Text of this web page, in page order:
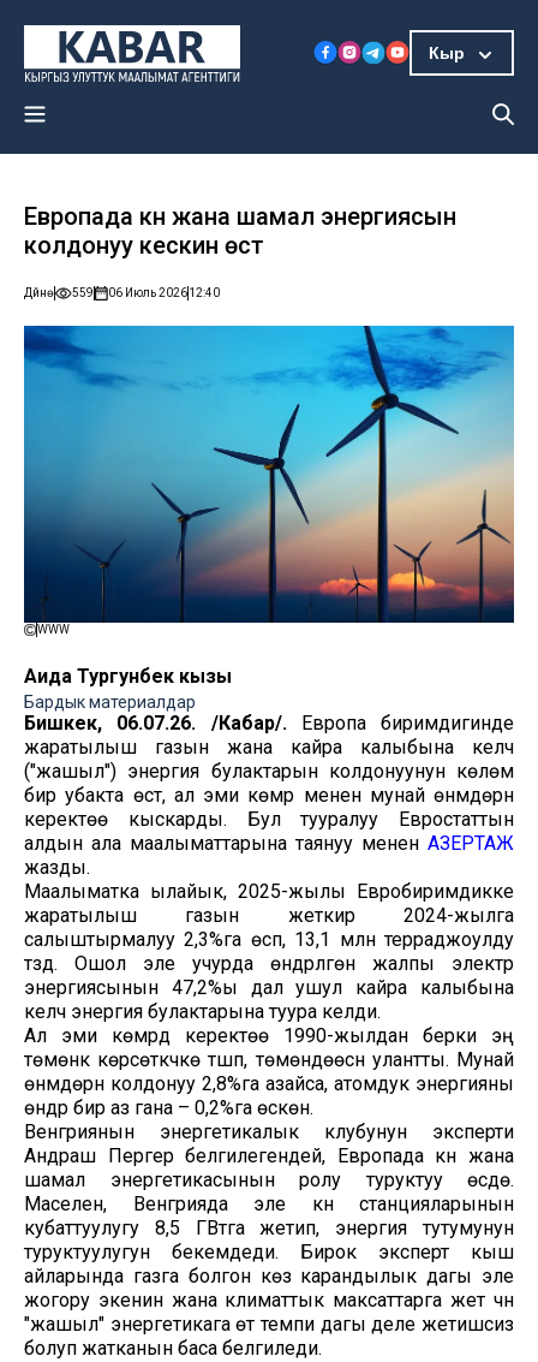
Кыр
Европада күн жана шамал энергиясын
колдонуу кескин өстү
Дүйнө 559 06 Июль 202612:40
WWW
Аида Тургунбек кызы
Бардык материалдар
Бишкек, 06.07.26. /Кабар/.Европа биримдигинде
жаратылыш газын жана кайра калыбына келүүчү
("жашыл") энергия булактарын колдонуунун көлөмү
бир убакта өстү, ал эми көмүр менен мунай өнүмдөрүн
керектөө кыскарды. Бул тууралуу Евростаттын
алдын ала маалыматтарына таянуу менен АЗЕРТАЖ
жазды.
Маалыматка ылайык, 2025-жылы Евробиримдикке
жаратылыш газын жеткирүү 2024-жылга
салыштырмалуу 2,3%га өсүп, 13,1 млн терраджоулду
түздү. Ошол эле учурда өндүрүлгөн жалпы электр
энергиясынын 47,2%ы дал ушул кайра калыбына
келүүчү энергия булактарына туура келди.
Ал эми көмүрдү керектөө 1990-жылдан берки эң
төмөнкү көрсөткүчкө түшүп, төмөндөөсүн улантты. Мунай
өнүмдөрүн колдонуу 2,8%га азайса, атомдук энергияны
өндүрүү бир аз гана – 0,2%га өскөн.
Венгриянын энергетикалык клубунун эксперти
Андраш Пергер белгилегендей, Европада күн жана
шамал энергетикасынын ролу туруктуу өсүүдө.
Маселен, Венгрияда эле күн станцияларынын
кубаттуулугу 8,5 ГВтга жетип, энергия тутумунун
туруктуулугун бекемдеди. Бирок эксперт кыш
айларында газга болгон көз карандылык дагы эле
жогору экенин жана климаттык максаттарга жетүү үчүн
"жашыл" энергетикага өтүү темпи дагы деле жетишсиз
болуп жатканын баса белгиледи.